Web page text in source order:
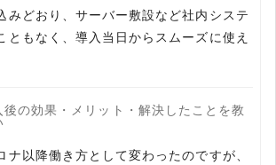
みどおり、サーバー敷設など社内システ
ともなく、導入当日からスムーズに使え
後の効果・メリット・解決したことを教
ナ以降働き方として変わったのですが、